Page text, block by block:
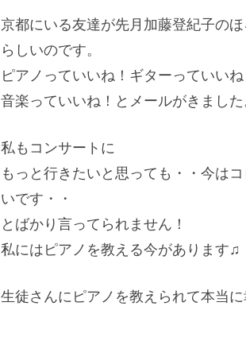
京都にいる友達が先月加藤登紀子の
らしいのです。
ピアノっていいね！ギターってい
音楽っていいね！とメールがきました
私もコンサートに
もっと行きたいと思っても・・今は
いです・・
とばかり言ってられません！
私にはピアノを教える今があります♫
生徒さんにピアノを教えられて本当